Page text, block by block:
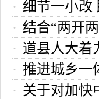
程序
细节一小改
结合“两开
道县人大着
推进城乡一
的思考
关于对加快